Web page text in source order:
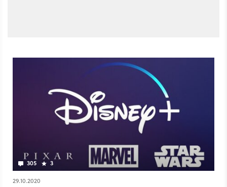
305 3
29.10.2020